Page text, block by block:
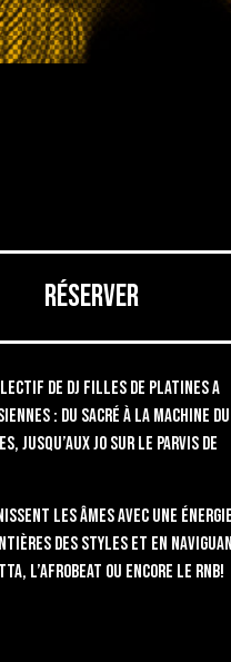
RÉSERVER
de DJ Filles de Platines a
: du Sacré à la Machine du
jusqu’aux JO sur le parvis de
les âmes avec une énergie
des styles et en
l’afrobeat ou encore le rnb!